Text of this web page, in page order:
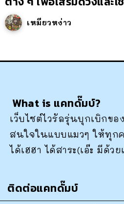
เหมียวหง่าว
What is แคทดั๊มบ์?
เว็บไซต์ไวรัลรุ่นบุกเบิกขอ
สนใจในแบบแมวๆ ให้ทุก
ได้เฮฮา ได้สาระ(เอ๊ะ มีด้ว
ติดต่อแคทดั๊มบ์